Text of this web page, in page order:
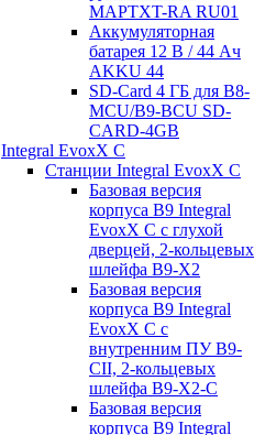
MAPTXT-RA RU01
Аккумуляторная
батарея 12 В / 44 Aч
AKKU 44
SD-Card 4 ГБ для B8-
MCU/B9-BCU SD-
CARD-4GB
Integral EvoxX C
Станции Integral EvoxX C
Базовая версия
корпуса B9 Integral
EvoxX C с глухой
дверцей, 2-кольцевых
шлейфа B9-X2
Базовая версия
корпуса B9 Integral
EvoxX C с
внутренним ПУ B9-
CII, 2-кольцевых
шлейфа B9-X2-C
Базовая версия
корпуса B9 Integral